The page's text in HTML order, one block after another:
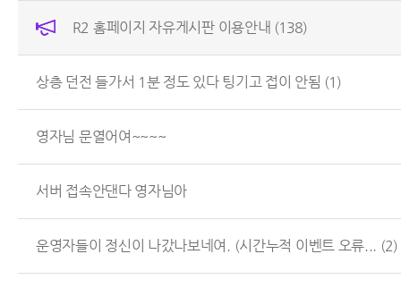
R2 홈페이지 자유게시판 이용안내 (138)
상층 던전 들가서 1분 정도 있다 팅기고 접이 안됨 (1)
영자님 문열어여~~~~
서버 접속안댄다 영자님아
운영자들이 정신이 나갔나보네여. (시간누적 이벤트 오류... (2)